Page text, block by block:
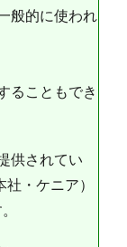
般的に使われ
ることもでき
供されてい
・ケニア）